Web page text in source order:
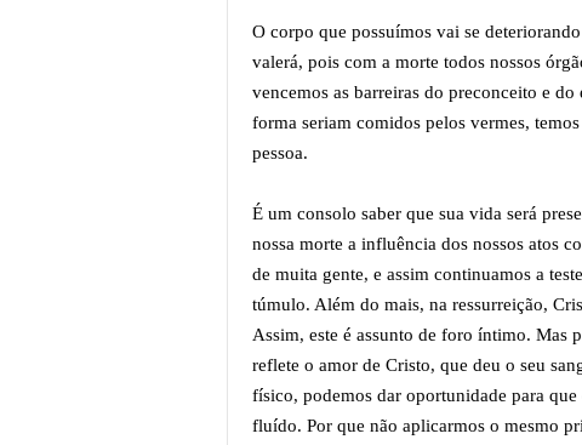
O corpo que possuímos vai se
valerá, pois com a morte todos nossos
vencemos as barreiras do preconceito e
forma seriam comidos pelos vermes,
pessoa.
É um consolo saber que sua vida será
nossa morte a influência dos nossos atos
de muita gente, e assim continuamos a
túmulo. Além do mais, na ressurreição,
Assim, este é assunto de foro íntimo. Mas
reflete o amor de Cristo, que deu o seu
físico, podemos dar oportunidade para
fluído. Por que não aplicarmos o mesmo